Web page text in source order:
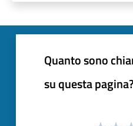
Quanto sono
su questa